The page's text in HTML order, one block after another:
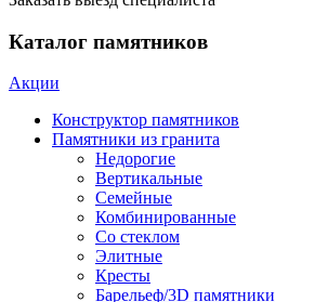
Каталог памятников
Акции
Конструктор памятников
Памятники из гранита
Недорогие
Вертикальные
Семейные
Комбинированные
Со стеклом
Элитные
Кресты
Барельеф/3D памятники